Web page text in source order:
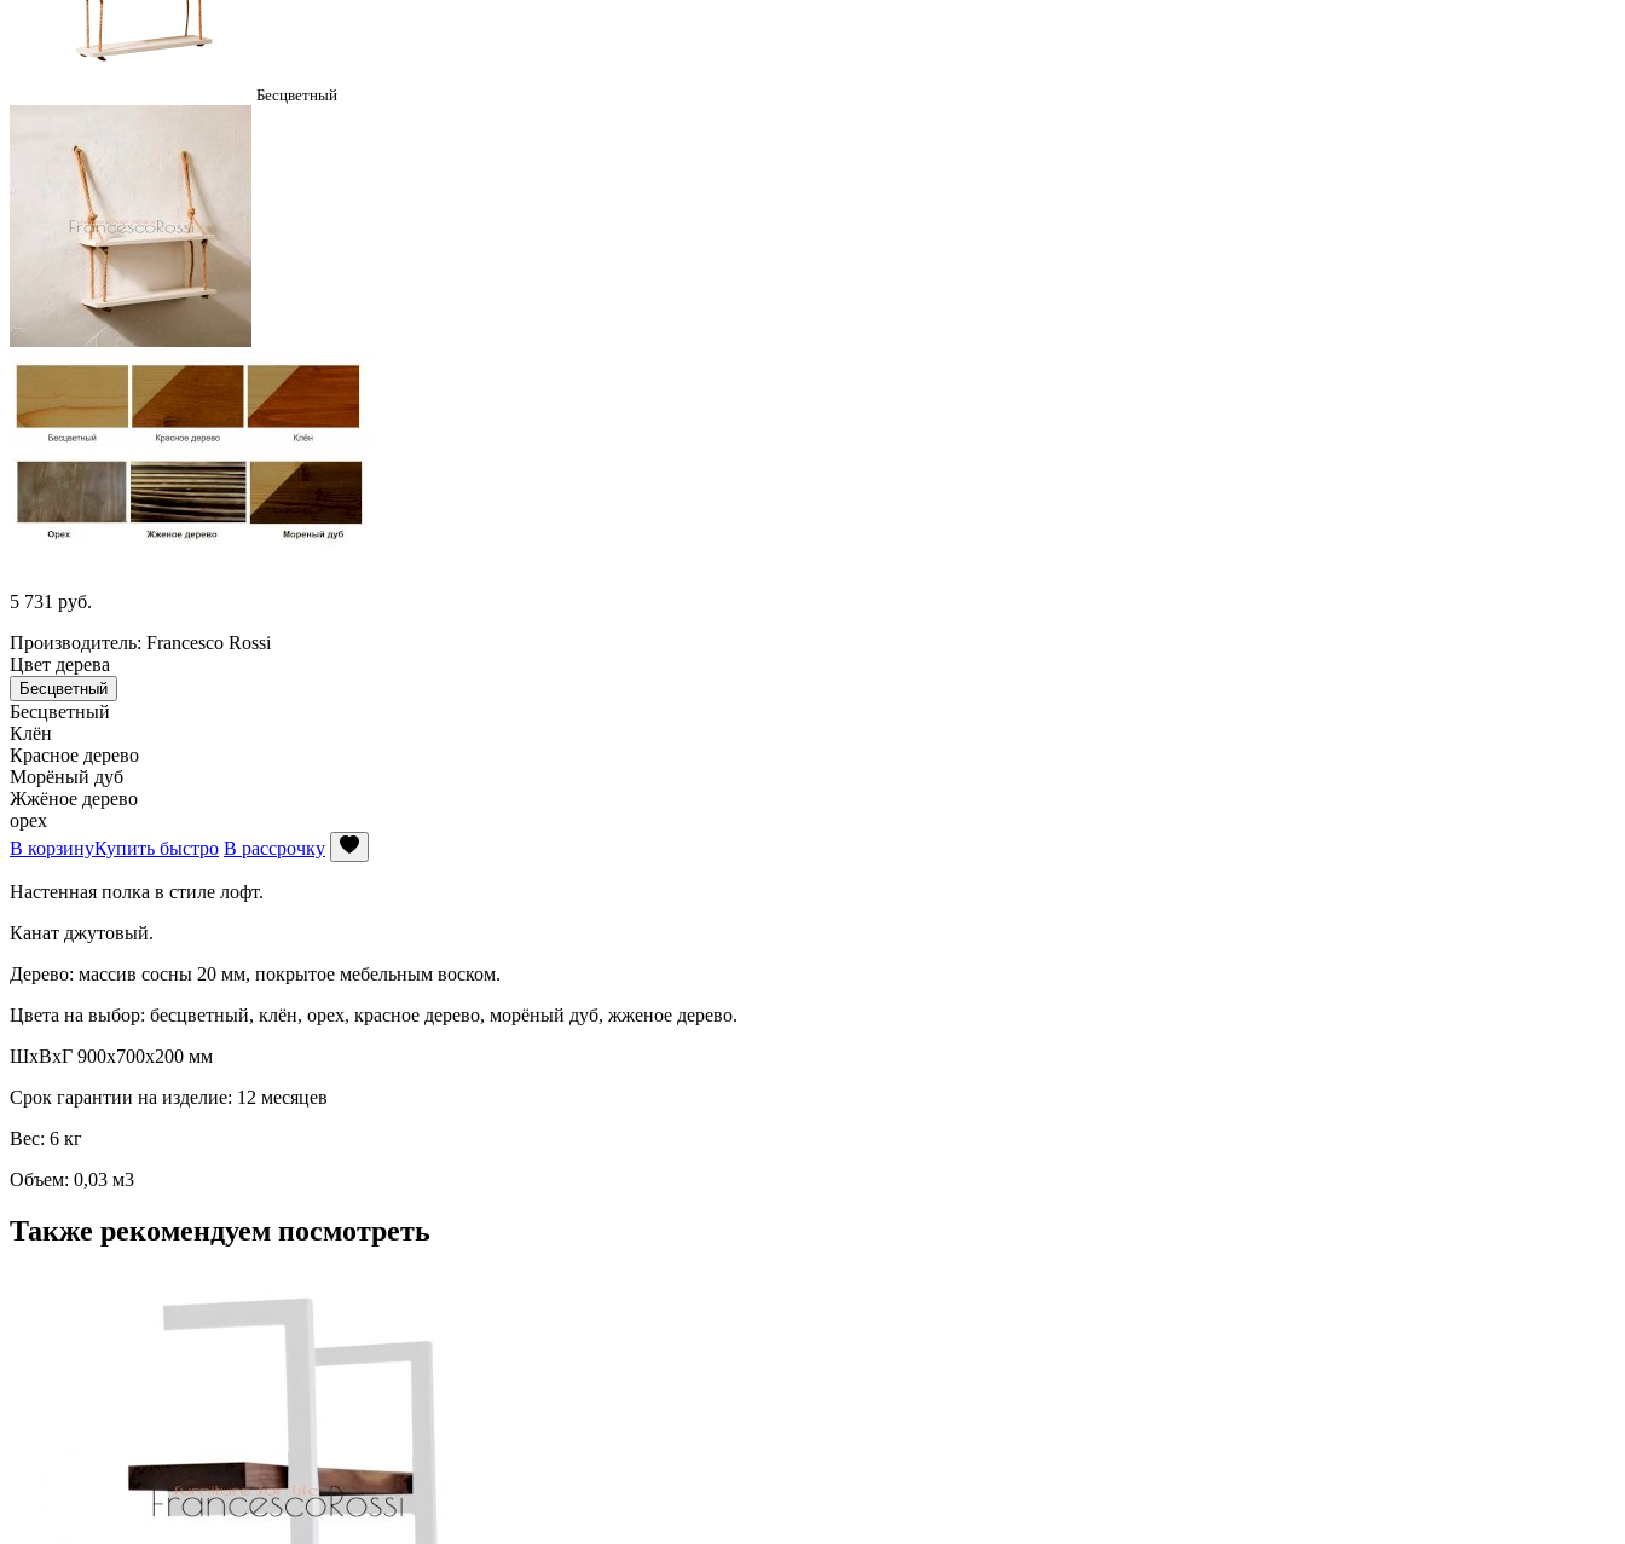
Бесцветный
5 731 руб.
Производитель: Francesco Rossi
Цвет дерева
Бесцветный
Бесцветный
Клён
Красное дерево
Морёный дуб
Жжёное дерево
орех
В корзинуКупить быстро В рассрочку
Настенная полка в стиле лофт.
Канат джутовый.
Дерево: массив сосны 20 мм, покрытое мебельным воском.
Цвета на выбор: бесцветный, клён, орех, красное дерево, морёный дуб, жженое дерево.
ШхВхГ 900х700х200 мм
Срок гарантии на изделие: 12 месяцев
Вес: 6 кг
Объем: 0,03 м3
Также рекомендуем посмотреть